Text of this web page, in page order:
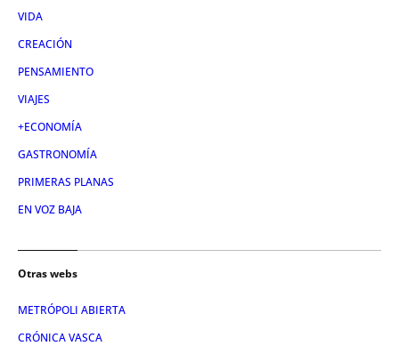
VIDA
CREACIÓN
PENSAMIENTO
VIAJES
+ECONOMÍA
GASTRONOMÍA
PRIMERAS PLANAS
EN VOZ BAJA
Otras webs
METRÓPOLI ABIERTA
CRÓNICA VASCA